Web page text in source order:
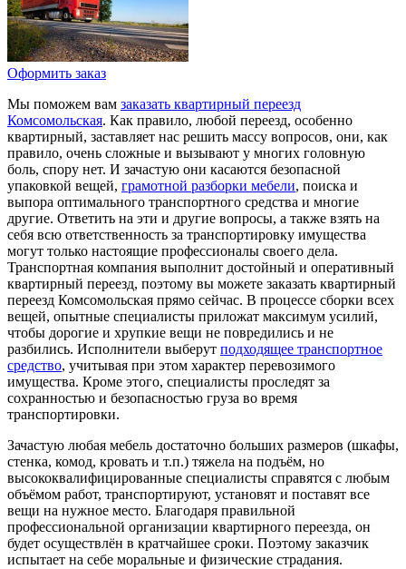
Оформить заказ
Мы поможем вам заказать квартирный переезд
Комсомольская. Как правило, любой переезд, особенно
квартирный, заставляет нас решить массу вопросов, они, как
правило, очень сложные и вызывают у многих головную
боль, спору нет. И зачастую они касаются безопасной
упаковкой вещей, грамотной разборки мебели, поиска и
выпора оптимального транспортного средства и многие
другие. Ответить на эти и другие вопросы, а также взять на
себя всю ответственность за транспортировку имущества
могут только настоящие профессионалы своего дела.
Транспортная компания выполнит достойный и оперативный
квартирный переезд, поэтому вы можете заказать квартирный
переезд Комсомольская прямо сейчас. В процессе сборки всех
вещей, опытные специалисты приложат максимум усилий,
чтобы дорогие и хрупкие вещи не повредились и не
разбились. Исполнители выберут подходящее транспортное
средство, учитывая при этом характер перевозимого
имущества. Кроме этого, специалисты проследят за
сохранностью и безопасностью груза во время
транспортировки.
Зачастую любая мебель достаточно больших размеров (шкафы,
стенка, комод, кровать и т.п.) тяжела на подъём, но
высококвалифицированные специалисты справятся с любым
объёмом работ, транспортируют, установят и поставят все
вещи на нужное место. Благодаря правильной
профессиональной организации квартирного переезда, он
будет осуществлён в кратчайшее сроки. Поэтому заказчик
испытает на себе моральные и физические страдания.